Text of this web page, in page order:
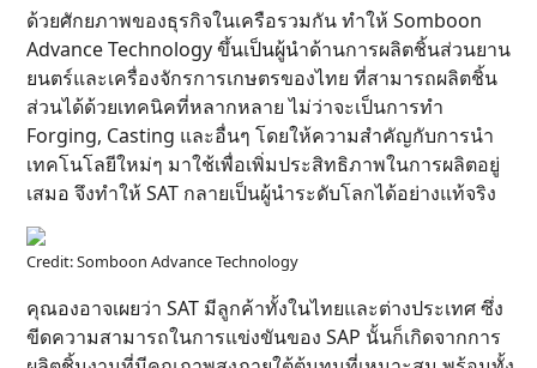
ด้วยศักยภาพของธุรกิจในเครือรวมกัน ทำให้ Somboon
Advance Technology ขึ้นเป็นผู้นำด้านการผลิตชิ้นส่วนยาน
ยนตร์และเครื่องจักรการเกษตรของไทย ที่สามารถผลิตชิ้น
ส่วนได้ด้วยเทคนิคที่หลากหลาย ไม่ว่าจะเป็นการทำ
Forging, Casting และอื่นๆ โดยให้ความสำคัญกับการนำ
เทคโนโลยีใหม่ๆ มาใช้เพื่อเพิ่มประสิทธิภาพในการผลิตอยู่
เสมอ จึงทำให้ SAT กลายเป็นผู้นำระดับโลกได้อย่างแท้จริง
Credit: Somboon Advance Technology
คุณองอาจเผยว่า SAT มีลูกค้าทั้งในไทยและต่างประเทศ ซึ่ง
ขีดความสามารถในการแข่งขันของ SAP นั้นก็เกิดจากการ